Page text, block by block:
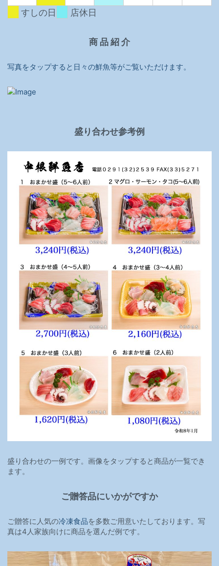
すしの日 店休日
商 品 紹 介
写真をタップすると日々の鮮魚等がご覧いただけます。
盛り合わせ参考例
盛り合わせの一例です。画像をタップすると商品が一覧でき
ます。
ご贈答品にいかがですか
ご贈答に人気の冷凍食品を多数ご用意いたしております。写
真は4人家族向けに商品を選んだ例です。